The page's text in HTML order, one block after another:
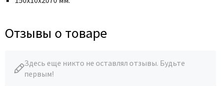
Отзывы о товаре
Здесь еще никто не оставлял отзывы. Будьте
первым!